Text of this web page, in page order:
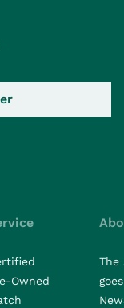
Owned
The